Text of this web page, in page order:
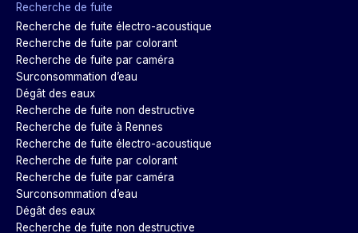
Recherche de fuite
Recherche de fuite électro-acoustique
Recherche de fuite par colorant
Recherche de fuite par caméra
Surconsommation d’eau
Dégât des eaux
Recherche de fuite non destructive
Recherche de fuite à Rennes
Recherche de fuite électro-acoustique
Recherche de fuite par colorant
Recherche de fuite par caméra
Surconsommation d’eau
Dégât des eaux
Recherche de fuite non destructive